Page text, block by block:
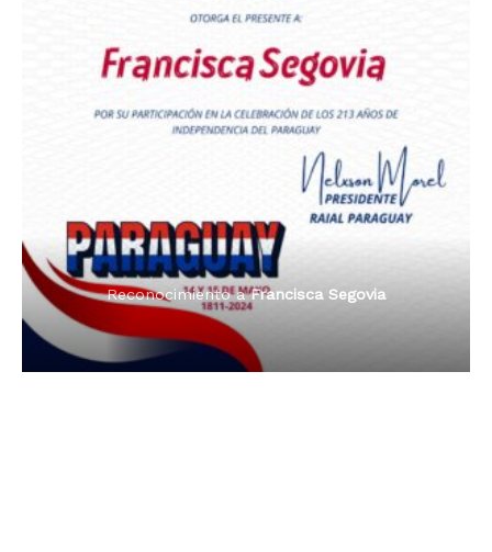
Dama de Oro 2024
Reconocimiento aFrancisca Segovia
Reconocimiento aFrancisca Segovia
Radio Tribuna Abierta
Radio Tribuna Abierta
Radio Oñondivepa Paraguay
Premio Orgullo Paraguayo
Reconocimiento aFrancisca Segovia